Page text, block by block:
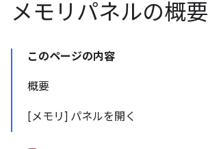
メモリパネルの概要
このページの内容
概要
[メモリ] パネルを開く